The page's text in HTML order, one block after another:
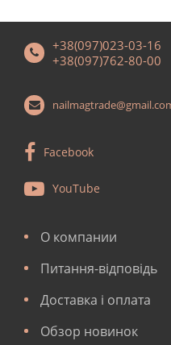
+38(097)023-03-16
+38(097)762-80-00
Facebook
YouTube
О компании
Питання-відповідь
Доставка і оплата
Обзор новинок